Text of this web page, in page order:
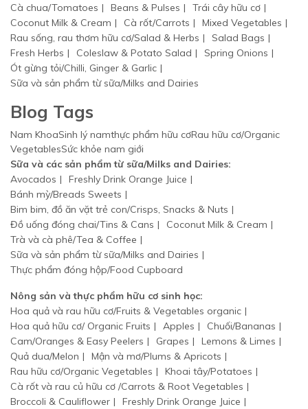
Cà chua/Tomatoes
Beans & Pulses
Trái cây hữu cơ
Coconut Milk & Cream
Cà rốt/Carrots
Mixed Vegetables
Rau sống, rau thơm hữu cơ/Salad & Herbs
Salad Bags
Fresh Herbs
Coleslaw & Potato Salad
Spring Onions
Ót gừng tỏi/Chilli, Ginger & Garlic
Sữa và sản phẩm từ sữa/Milks and Dairies
Blog Tags
Nam KhoaSinh lý namthực phẩm hữu cơRau hữu cơ/Organic
VegetablesSức khỏe nam giới
Sữa và các sản phẩm từ sữa/Milks and Dairies:
Avocados
Freshly Drink Orange Juice
Bánh mỳ/Breads Sweets
Bim bim, đồ ăn vặt trẻ con/Crisps, Snacks & Nuts
Đồ uống đóng chai/Tins & Cans
Coconut Milk & Cream
Trà và cà phê/Tea & Coffee
Sữa và sản phẩm từ sữa/Milks and Dairies
Thực phẩm đóng hộp/Food Cupboard
Nông sản và thực phẩm hữu cơ sinh học:
Hoa quả và rau hữu cơ/Fruits & Vegetables organic
Hoa quả hữu cơ/ Organic Fruits
Apples
Chuối/Bananas
Cam/Oranges & Easy Peelers
Grapes
Lemons & Limes
Quả dua/Melon
Mận và mơ/Plums & Apricots
Rau hữu cơ/Organic Vegetables
Khoai tây/Potatoes
Cà rốt và rau củ hữu cơ /Carrots & Root Vegetables
Broccoli & Cauliflower
Freshly Drink Orange Juice